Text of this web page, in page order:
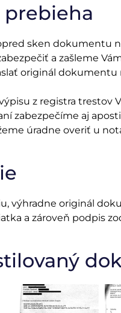
prebieha
sken dokumentu
a zašleme
originál dokumentu
z registra
zabezpečíme aj
úradne overiť u
výhradne originál
a zároveň podpis